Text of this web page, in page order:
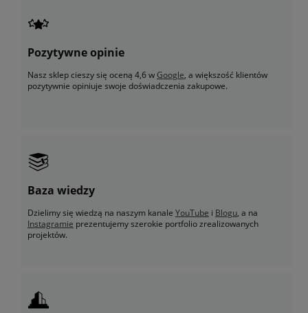
Pozytywne opinie
Nasz sklep cieszy się oceną 4,6 wGoogle, a większość klientów
pozytywnie opiniuje swoje doświadczenia zakupowe.
Baza wiedzy
Dzielimy się wiedzą na naszym kanale YouTube i Blogu, a na
Instagramie prezentujemy szerokie portfolio zrealizowanych
projektów.